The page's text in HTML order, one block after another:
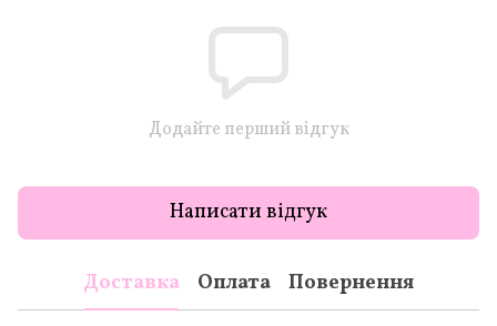
Додайте перший відгук
Написати відгук
Доставка Оплата Повернення